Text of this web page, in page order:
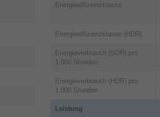
Energieeffizienzklasse
Energieeffizienzklasse (HDR)
Energieverbrauch (SDR) pro
1.000 Stunden
Energieverbrauch (HDR) pro
1.000 Stunden
Leistung